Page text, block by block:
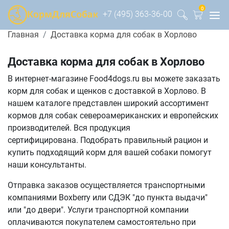
+7 (495) 363-36-00
0
Главная Доставка корма для собак в Хорлово
Доставка корма для собак в Хорлово
В интернет-магазине Food4dogs.ru вы можете заказать
корм для собак и щенков с доставкой в Хорлово. В
нашем каталоге представлен широкий ассортимент
кормов для собак североамериканских и европейских
производителей. Вся продукция
сертифицирована. Подобрать правильный рацион и
купить подходящий корм для вашей собаки помогут
наши консультанты.
Отправка заказов осуществляется транспортными
компаниями Boxberry или СДЭК "до пункта выдачи"
или "до двери". Услуги транспортной компании
оплачиваются покупателем самостоятельно при